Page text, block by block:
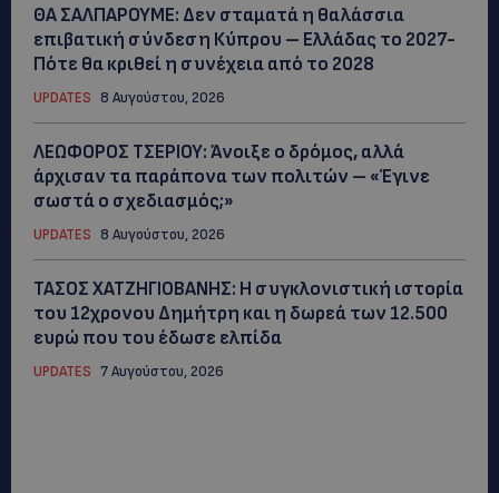
ΘΑ ΣΑΛΠΑΡΟΥΜΕ: Δεν σταματά η θαλάσσια
επιβατική σύνδεση Κύπρου – Ελλάδας το 2027-
Πότε θα κριθεί η συνέχεια από το 2028
UPDATES 8 Αυγούστου, 2026
ΛΕΩΦΟΡΟΣ ΤΣΕΡΙΟΥ: Άνοιξε ο δρόμος, αλλά
άρχισαν τα παράπονα των πολιτών – «Έγινε
σωστά ο σχεδιασμός;»
UPDATES 8 Αυγούστου, 2026
ΤΑΣΟΣ ΧΑΤΖΗΓΙΟΒΑΝΗΣ: Η συγκλονιστική ιστορία
του 12χρονου Δημήτρη και η δωρεά των 12.500
ευρώ που του έδωσε ελπίδα
UPDATES 7 Αυγούστου, 2026